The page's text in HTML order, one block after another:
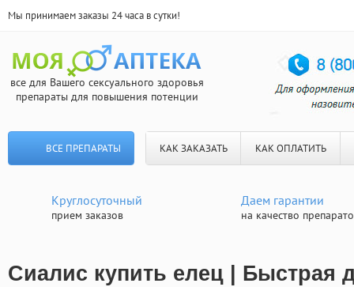
Мы принимаем заказы 24 часа в сутки!
все для Вашего сексуального здоровья
препараты для повышения потенции
ВСЕ ПРЕПАРАТЫ КАК ЗАКАЗАТЬ КАК ОПЛАТИТЬ
Круглосуточный
прием заказов
Даем гарантии
на качество
Сиалис купить елец | Быстрая